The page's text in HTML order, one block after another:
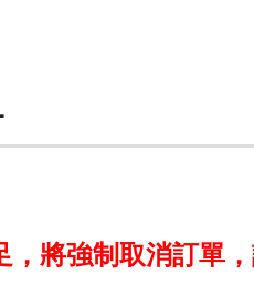
將強制取消訂單